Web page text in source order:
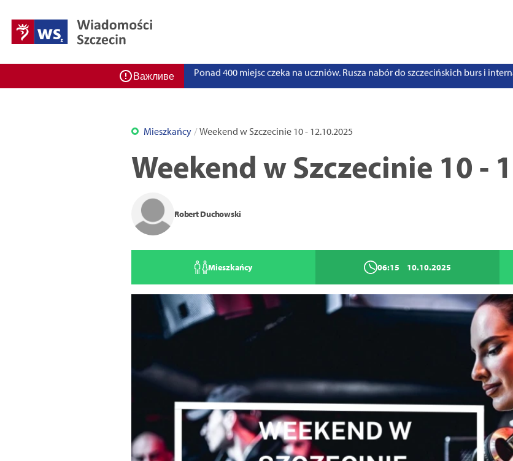
Важливе
ZPW Miedwie świętuje 50 lat i otwiera się dla mieszkańców
Mieszkańcy Weekend w Szczecinie 10 - 12.10.2025
Weekend w Szczecinie 10 -
Robert Duchowski
Mieszkańcy 06:15 10.10.2025